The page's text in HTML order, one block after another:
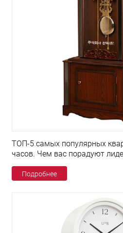
ТОП-5 самых популярных
часов. Чем вас порадуют
Подробнее